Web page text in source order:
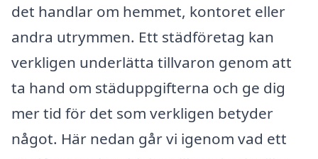
det handlar om hemmet, kontoret eller
andra utrymmen. Ett städföretag kan
verkligen underlätta tillvaron genom att
ta hand om städuppgifterna och ge dig
mer tid för det som verkligen betyder
något. Här nedan går vi igenom vad ett